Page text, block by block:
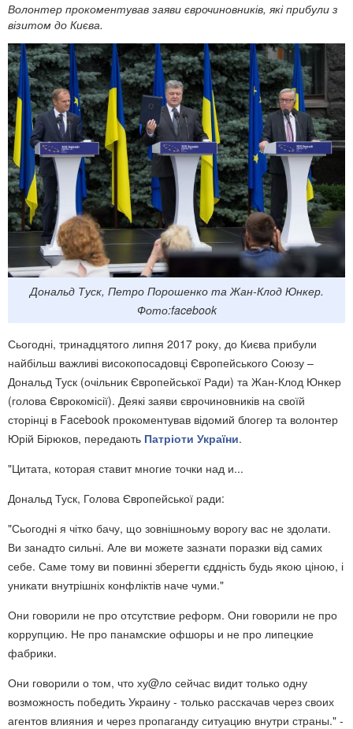
Волонтер прокоментував заяви єврочиновників, які прибули з
візитом до Києва.
Дональд Туск, Петро Порошенко та Жан-Клод Юнкер.
Фото:facebook
Сьогодні, тринадцятого липня 2017 року, до Києва прибули
найбільш важливі високопосадовці Європейського Союзу –
Дональд Туск (очільник Європейської Ради) та Жан-Клод Юнкер
(голова Єврокомісії). Деякі заяви єврочиновників на своїй
сторінці в Facebook прокоментував відомий блогер та волонтер
Юрій Бірюков, передають Патріоти України.
"Цитата, которая ставит многие точки над и...
Дональд Туск, Голова Європейської ради:
"Сьогодні я чітко бачу, що зовнішноьму ворогу вас не здолати.
Ви занадто сильні. Але ви можете зазнати поразки від самих
себе. Саме тому ви повинні зберегти єддність будь якою ціною, і
уникати внутрішніх конфліктів наче чуми."
Они говорили не про отсутствие реформ. Они говорили не про
коррупцию. Не про панамские офшоры и не про липецкие
фабрики.
Они говорили о том, что ху@ло сейчас видит только одну
возможность победить Украину - только расскачав через своих
агентов влияния и через пропаганду ситуацию внутри страны." -